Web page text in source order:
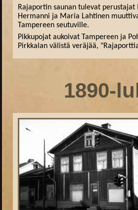
Rajaportin saunan tulevat perustajat
Hermanni ja Maria Lahtinen
Tampereen seutuville.
Pikkupojat aukoivat Tampereen ja
Pirkkalan välistä veräjää,
1890-